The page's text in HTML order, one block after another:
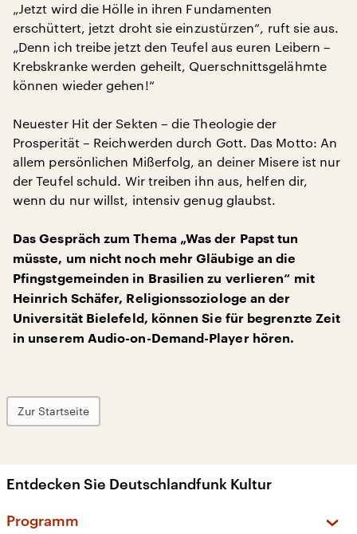
„Jetzt wird die Hölle in ihren Fundamenten
erschüttert, jetzt droht sie einzustürzen“, ruft sie aus.
„Denn ich treibe jetzt den Teufel aus euren Leibern –
Krebskranke werden geheilt, Querschnittsgelähmte
können wieder gehen!“
Neuester Hit der Sekten – die Theologie der
Prosperität – Reichwerden durch Gott. Das Motto: An
allem persönlichen Mißerfolg, an deiner Misere ist nur
der Teufel schuld. Wir treiben ihn aus, helfen dir,
wenn du nur willst, intensiv genug glaubst.
Das Gespräch zum Thema „Was der Papst tun
müsste, um nicht noch mehr Gläubige an die
Pfingstgemeinden in Brasilien zu verlieren“ mit
Heinrich Schäfer, Religionssoziologe an der
Universität Bielefeld, können Sie für begrenzte Zeit
in unserem Audio-on-Demand-Player hören.
Zur Startseite
Entdecken Sie Deutschlandfunk Kultur
Programm